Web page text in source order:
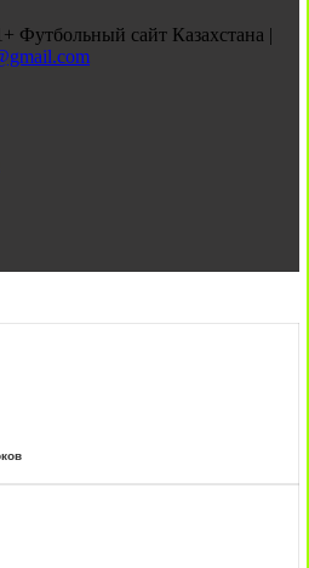
Футбольный сайт Казахстана |